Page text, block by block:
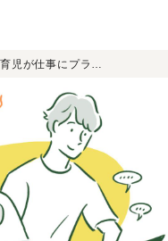
「家事や育児が仕事にプラス」の本当の意味 中川まろみ＜第一回＞